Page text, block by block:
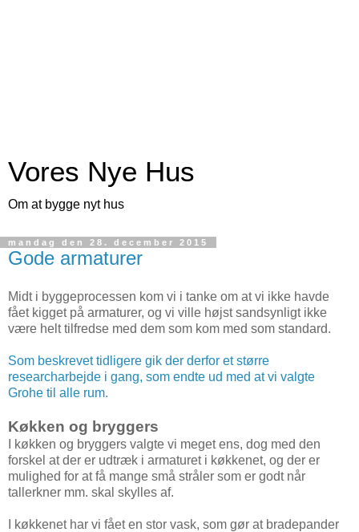
Vores Nye Hus
Om at bygge nyt hus
mandag den 28. december 2015
Gode armaturer
Midt i byggeprocessen kom vi i tanke om at vi ikke havde
fået kigget på armaturer, og vi ville højst sandsynligt ikke
være helt tilfredse med dem som kom med som standard.
Som beskrevet tidligere gik der derfor et større
researcharbejde i gang, som endte ud med at vi valgte
Grohe til alle rum.
Køkken og bryggers
I køkken og bryggers valgte vi meget ens, dog med den
forskel at der er udtræk i armaturet i køkkenet, og der er
mulighed for at få mange små stråler som er godt når
tallerkner mm. skal skylles af.
I køkkenet har vi fået en stor vask, som gør at bradepander